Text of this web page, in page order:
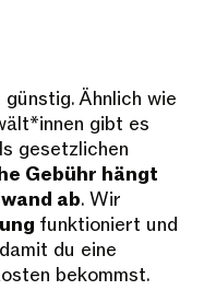
Ähnlich wie
gibt es
gesetzlichen
Gebühr hängt
ab. Wir
funktioniert und
du eine
bekommst.